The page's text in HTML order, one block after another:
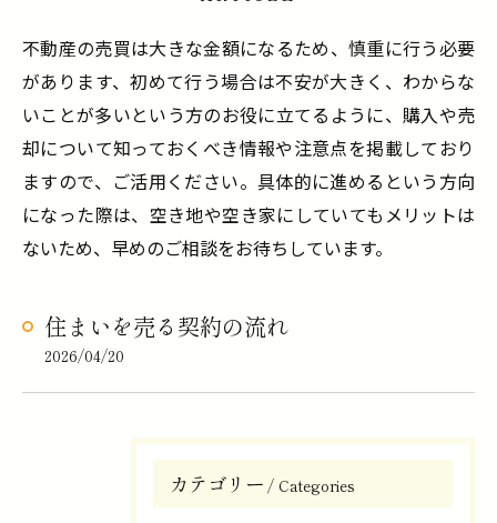
不動産の売買は大きな金額になるため、慎重に行う必要
があります、初めて行う場合は不安が大きく、わからな
いことが多いという方のお役に立てるように、購入や売
却について知っておくべき情報や注意点を掲載しており
ますので、ご活用ください。具体的に進めるという方向
になった際は、空き地や空き家にしていてもメリットは
ないため、早めのご相談をお待ちしています。
住まいを売る契約の流れ
2026/04/20
カテゴリー Categories